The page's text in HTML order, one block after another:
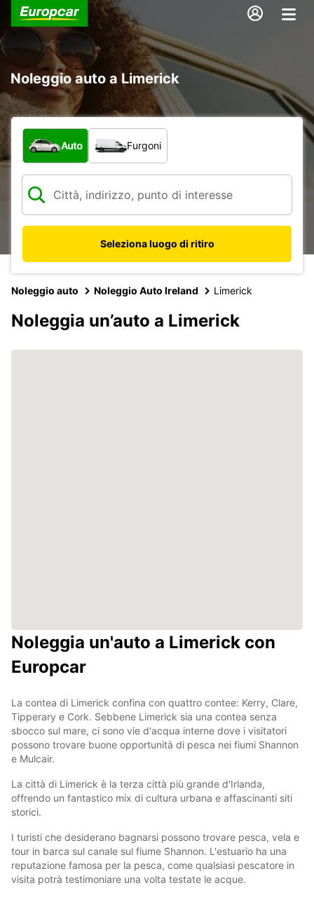
Noleggio auto a Limerick
Scegli la tipologia di veicolo:
Auto Furgoni
Seleziona luogo di ritiro
Noleggio auto Noleggio Auto Ireland Limerick
Noleggia un’auto a Limerick
Noleggia un'auto a Limerick con
Europcar
La contea di Limerick confina con quattro contee: Kerry, Clare,
Tipperary e Cork. Sebbene Limerick sia una contea senza
sbocco sul mare, ci sono vie d'acqua interne dove i visitatori
possono trovare buone opportunità di pesca nei fiumi Shannon
e Mulcair.
La città di Limerick è la terza città più grande d'Irlanda,
offrendo un fantastico mix di cultura urbana e affascinanti siti
storici.
I turisti che desiderano bagnarsi possono trovare pesca, vela e
tour in barca sul canale sul fiume Shannon. L'estuario ha una
reputazione famosa per la pesca, come qualsiasi pescatore in
visita potrà testimoniare una volta testate le acque.